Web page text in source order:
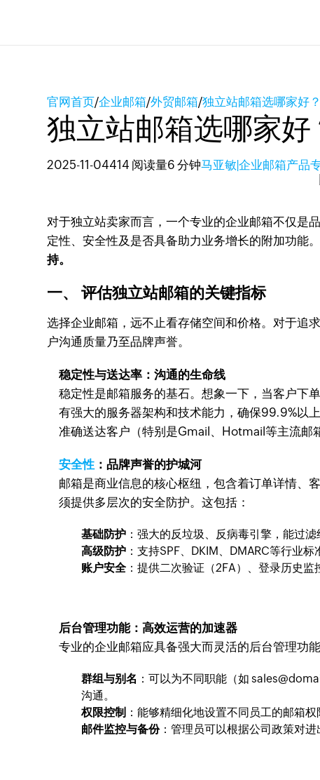
官网首页/企业邮箱/外贸邮箱/独立站邮箱选哪家好
独立站邮箱选哪家
2025-11-04414 阅读量6 分钟马亚敏|企业邮箱产品
对于独立站卖家而言，一个专业的企业邮箱不仅是
定性、安全性及是否具备助力业务增长的附加功能
持。
一、 评估独立站邮箱的关键指标
选择企业邮箱，远不止看存储空间和价格。对于追
户沟通质量乃至品牌声誉。
稳定性与送达率：沟通的生命线
稳定性是邮箱服务的基石。想象一下，当客户下
有强大的服务器架构和技术能力，确保99.9%以
准确送达客户（特别是Gmail、Hotmail等主流邮
安全性 ：品牌声誉的护城河
邮箱是商业信息的核心枢纽，包含着订单详情、
须提供多层次的安全防护。这包括：
基础防护 ：强大的反垃圾、反病毒引擎，能过滤
高级防护 ：支持SPF、DKIM、DMARC等行业
账户安全 ：提供二次验证（2FA）、登录历史
后台管理功能：高效运营的加速器
专业的企业邮箱应具备强大而灵活的后台管理功
群组与别名 ：可以为不同职能（如
沟通。
权限控制 ：能够精细化地设置不同员工的邮箱
邮件监控与备份：管理员可以根据公司政策对